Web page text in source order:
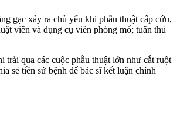
gạc xảy ra chủ yếu khi phẫu thuật cấp cứu,
viên và dụng cụ viên phòng mổ; tuân thủ
qua các cuộc phẫu thuật lớn như cắt ruột
sẻ tiền sử bệnh để bác sĩ kết luận chính